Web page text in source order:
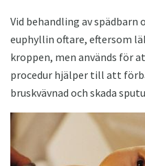
Vid behandling av
euphyllin oftare, eftersom
kroppen, men används för
procedur hjälper till att
bruskvävnad och skada